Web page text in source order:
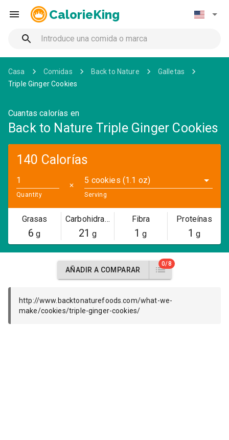
CalorieKing
Casa Comidas Back to Nature
Galletas
Triple Ginger Cookies
Cuantas calorías en
Back to Nature Triple Ginger Cookies
140 Calorías
Quantity
✕
5 cookies (1.1 oz)
Serving
Grasas
6 g
Carbohidratos
21 g
Fibra
1 g
Proteínas
1 g
AÑADIR A COMPARAR
0/8
http://www.backtonaturefoods.com/what-we-
make/cookies/triple-ginger-cookies/